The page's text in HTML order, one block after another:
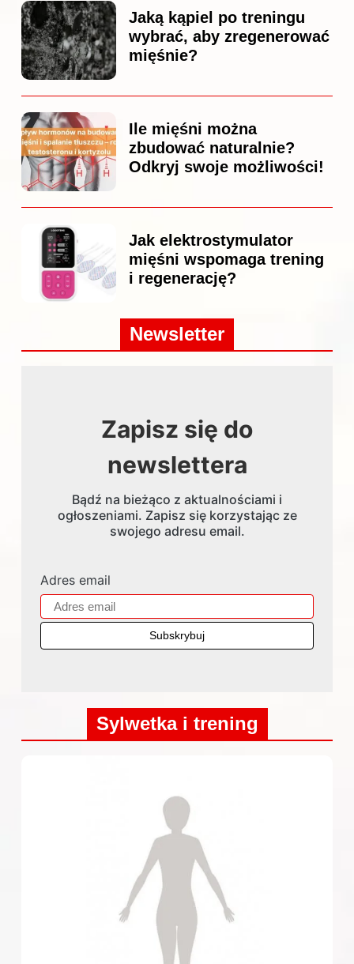
Jaką kąpiel po treningu
wybrać, aby zregenerować
mięśnie?
Ile mięśni można
zbudować naturalnie?
Odkryj swoje możliwości!
Jak elektrostymulator
mięśni wspomaga trening
i regenerację?
Newsletter
Zapisz się do
newslettera
Bądź na bieżąco z aktualnościami i
ogłoszeniami. Zapisz się korzystając ze
swojego adresu email.
Adres email
Sylwetka i trening